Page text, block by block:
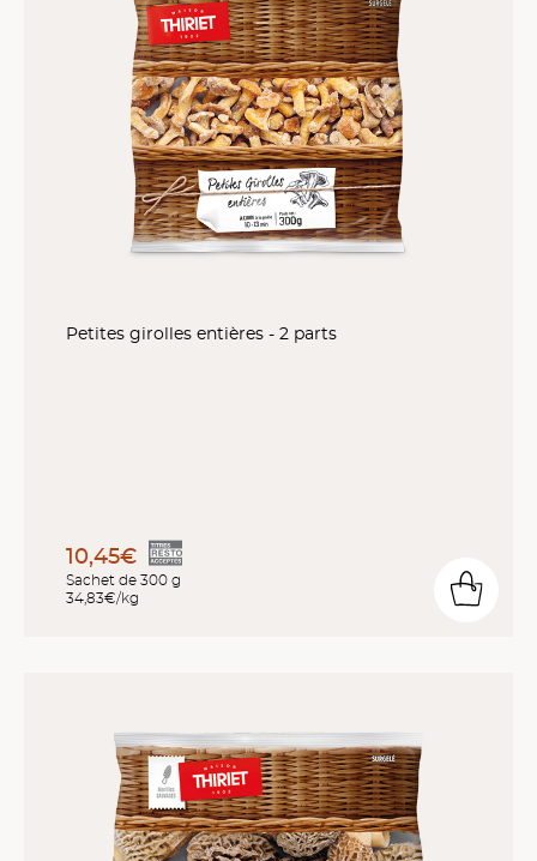
Petites girolles entières - 2 parts
10,45€
Sachet de 300 g
34,83€/kg